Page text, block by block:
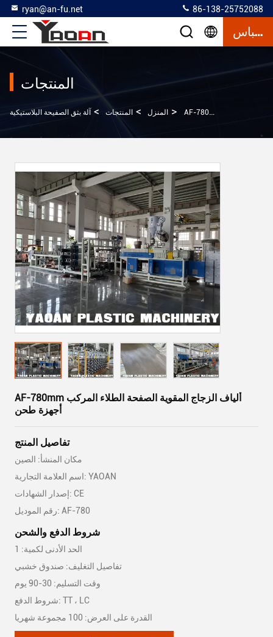
ryan@an-fu.net 86-138-25752088
إقتباس
المنتجات
المنزل > المنتجات > آلة بثق الصفيحة البلاستيكية >
AF-780mm ألياف الزجاج المقوية الصفحة الطلاء المركب
أجهزة طحن
تفاصيل المنتج
مكان المنشأ: الصين
اسم العلامة التجارية: YAOAN
إصدار الشهادات: CE
رقم الموديل: AF-780
شروط الدفع والشحن
الحد الأدنى لكمية: 1
تفاصيل التغليف: صندوق خشبي
وقت التسليم: 30-90 يوم
شروط الدفع: TT ، LC
القدرة على العرض: 100 مجموعة شهريا